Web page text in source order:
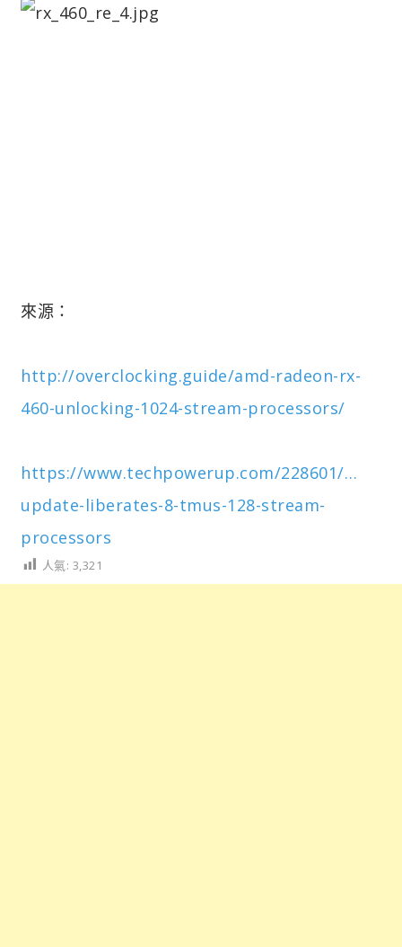
來源：
http://overclocking.guide/amd-radeon-rx-
460-unlocking-1024-stream-processors/
https://www.techpowerup.com/228601/…
update-liberates-8-tmus-128-stream-
processors
人氣: 3,321